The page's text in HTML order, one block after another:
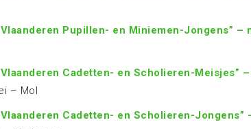
Pupillen- en Miniemen-Jongens” –
Cadetten- en Scholieren-Meisjes”
– Mol
Cadetten- en Scholieren-